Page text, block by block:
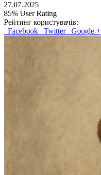
27.07.2025
85% User Rating
Рейтинг користувачів:
Facebook
Twitter Google +